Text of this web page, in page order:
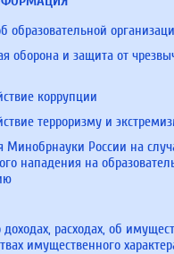
образовательной
оборона и защита от
коррупции
терроризму и
Минобрнауки России на
нападения на
расходах, об
имущественного